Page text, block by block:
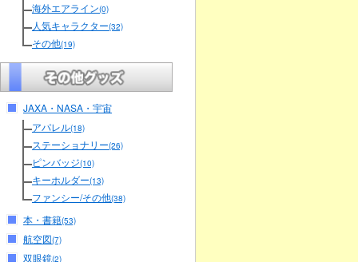
海外エアライン(0)
人気キャラクター(32)
その他(19)
JAXA・NASA・宇宙
アパレル(18)
ステーショナリー(26)
ピンバッジ(10)
キーホルダー(13)
ファンシー/その他(38)
本・書籍(53)
航空図(7)
双眼鏡(2)